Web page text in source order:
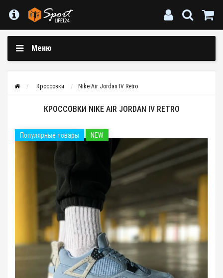
Меню
Кроссовки Nike Air Jordan IV Retro
КРОССОВКИ NIKE AIR JORDAN IV RETRO
Популярные товары NEW